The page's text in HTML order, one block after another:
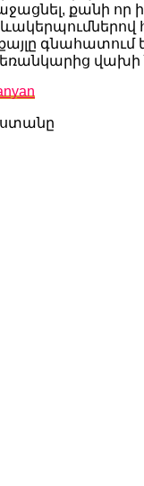
քանի որ
վախի